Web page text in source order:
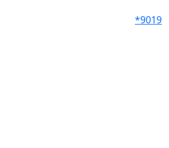
*9019